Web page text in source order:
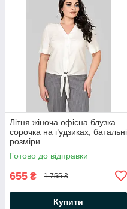
Літня жіноча офісна блузка
сорочка на ґудзиках, батальні
розміри
Готово до відправки
655 ₴ 1 755 ₴
Купити